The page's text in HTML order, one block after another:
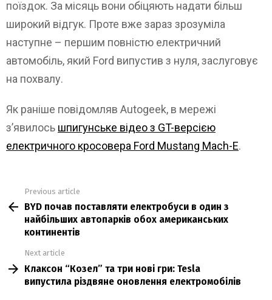
поїздок. За місяць вони обіцяють надати більш
широкий відгук. Проте вже зараз зрозуміла
наступне – першим повністю електричний
автомобіль, який Ford випустив з нуля, заслуговує
на похвалу.
Як раніше повідомляв Autogeek, в мережі
з’явилось шпигунське відео з GT-версією
електричного кросовера Ford Mustang Mach-E.
more
Previous article
BYD почав поставляти електробуси в один з
найбільших автопарків обох американських
континентів
Next article
Клаксон “Козел” та три нові гри: Tesla
випустила різдвяне оновлення електромобілів